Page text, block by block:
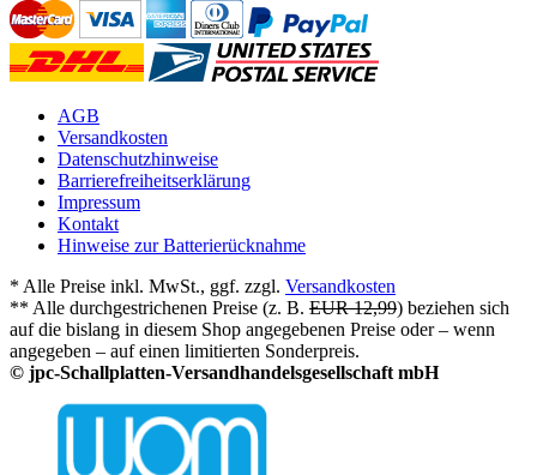
AGB
Versandkosten
Datenschutzhinweise
Barrierefreiheitserklärung
Impressum
Kontakt
Hinweise zur Batterierücknahme
* Alle Preise inkl. MwSt., ggf. zzgl. Versandkosten
** Alle durchgestrichenen Preise (z. B. EUR 12,99) beziehen sich
auf die bislang in diesem Shop angegebenen Preise oder – wenn
angegeben – auf einen limitierten Sonderpreis.
© jpc-Schallplatten-Versandhandelsgesellschaft mbH